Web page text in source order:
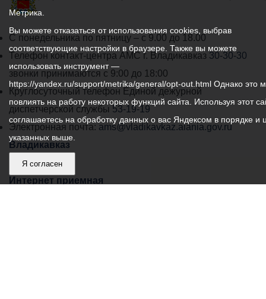
График
работы
администрации
местного
самоуправления
города
Владикавказ:
С понедельника по пятницу – с 9.00 до 18.00
Телефон контакт-центра АМС г. Владикавказ 30-30-30
звонки принимаются с 9:00 до 18:00
Круглосуточный телефон Единой дежурной
диспетчерской службы 53-19-19
Электронная почта: ams@vladikavkaz.alania.gov.ru
Владикавказ
АМС
Интернет приемная
Метрика.
Вы можете отказаться от использования cookies, выбрав
соответствующие настройки в браузере. Также вы можете
использовать инструмент —
https://yandex.ru/support/metrika/general/opt-out.html Однако это
повлиять на работу некоторых функций сайта. Используя этот
соглашаетесь на обработку данных о вас Яндексом в порядке и
указанных выше.
Я согласен